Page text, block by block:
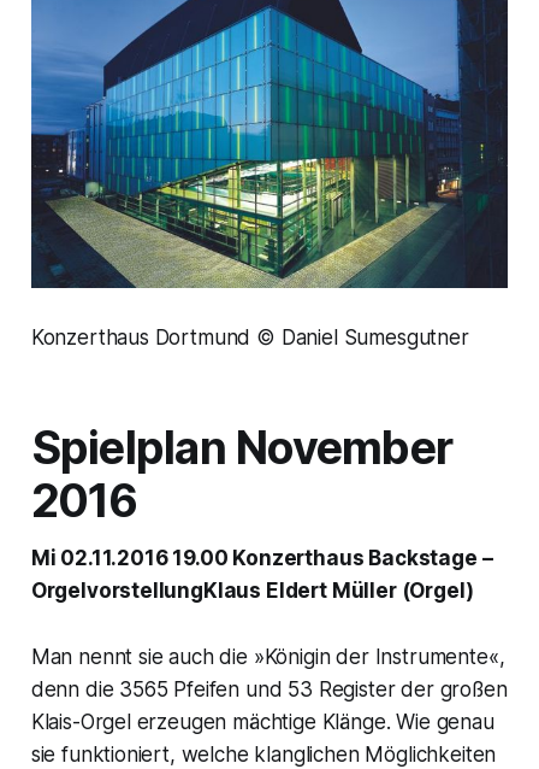
Konzerthaus Dortmund © Daniel Sumesgutner
Spielplan November
2016
Mi 02.11.2016 19.00 Konzerthaus Backstage –
OrgelvorstellungKlaus Eldert Müller (Orgel)
Man nennt sie auch die »Königin der Instrumente«,
denn die 3565 Pfeifen und 53 Register der großen
Klais-Orgel erzeugen mächtige Klänge. Wie genau
sie funktioniert, welche klanglichen Möglichkeiten